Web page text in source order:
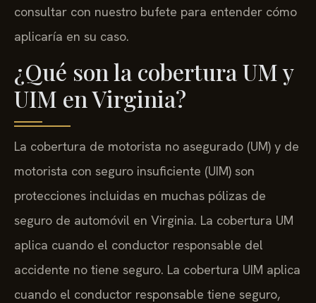
consultar con nuestro bufete para entender cómo
aplicaría en su caso.
¿Qué son la cobertura UM y
UIM en Virginia?
La cobertura de motorista no asegurado (UM) y de
motorista con seguro insuficiente (UIM) son
protecciones incluidas en muchas pólizas de
seguro de automóvil en Virginia. La cobertura UM
aplica cuando el conductor responsable del
accidente no tiene seguro. La cobertura UIM aplica
cuando el conductor responsable tiene seguro,